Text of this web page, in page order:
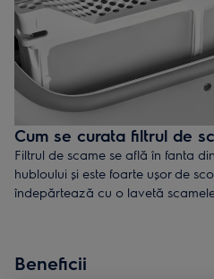
Cum se curata filtrul de
Filtrul de scame se află în fanta
hubloului și este foarte ușor de
îndepărtează cu o lavetă
complet uscat. Nu uita să cureţi
Beneficii